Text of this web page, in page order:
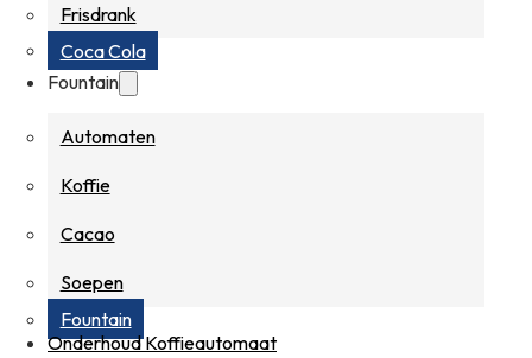
Frisdrank
Coca Cola
Fountain
Automaten
Koffie
Cacao
Soepen
Fountain
Onderhoud Koffieautomaat